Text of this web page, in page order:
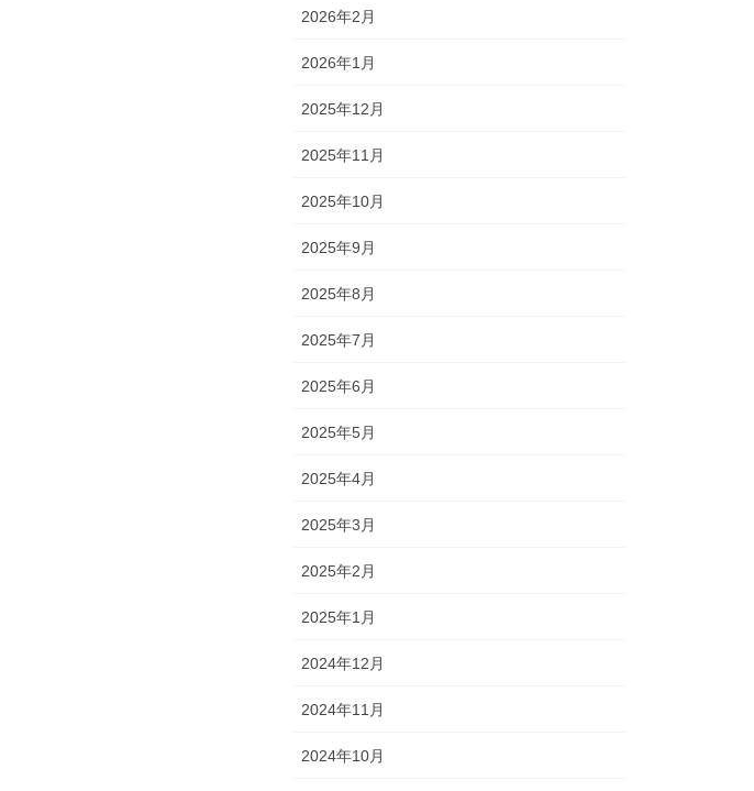
2026年2月
2026年1月
2025年12月
2025年11月
2025年10月
2025年9月
2025年8月
2025年7月
2025年6月
2025年5月
2025年4月
2025年3月
2025年2月
2025年1月
2024年12月
2024年11月
2024年10月